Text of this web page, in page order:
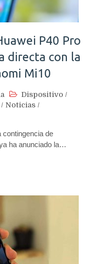
P40 Pro
directa con la
Mi10
Dispositivo /
/ Noticias /
contingencia de
ha anunciado la…